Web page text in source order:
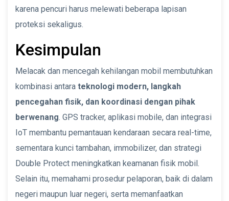
karena pencuri harus melewati beberapa lapisan
proteksi sekaligus.
Kesimpulan
Melacak dan mencegah kehilangan mobil membutuhkan
kombinasi antara teknologi modern, langkah
pencegahan fisik, dan koordinasi dengan pihak
berwenang. GPS tracker, aplikasi mobile, dan integrasi
IoT membantu pemantauan kendaraan secara real-time,
sementara kunci tambahan, immobilizer, dan strategi
Double Protect meningkatkan keamanan fisik mobil.
Selain itu, memahami prosedur pelaporan, baik di dalam
negeri maupun luar negeri, serta memanfaatkan